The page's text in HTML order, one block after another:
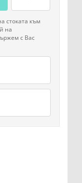
стоката към
на
с Вас